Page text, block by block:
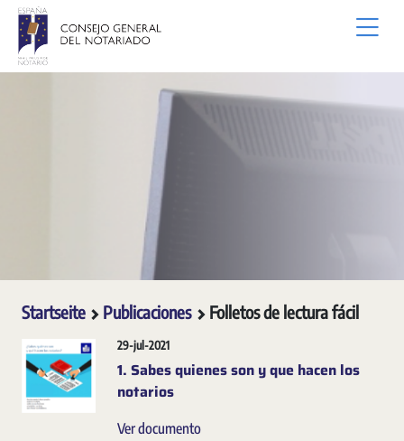
Zum Hauptinhalt springen
Startseite Publicaciones Folletos de lectura fácil
29-jul-2021
1. Sabes quienes son y que hacen los
notarios
Ver documento